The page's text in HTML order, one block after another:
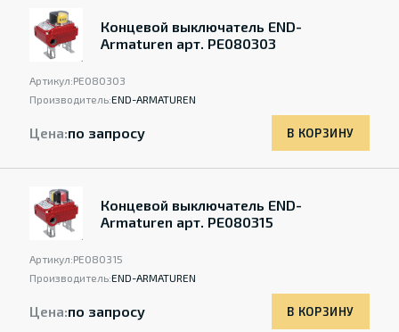
Концевой выключатель END-
Armaturen арт. PE080303
Артикул:PE080303
Производитель:END-ARMATUREN
Цена:по запросу В КОРЗИНУ
Концевой выключатель END-
Armaturen арт. PE080315
Артикул:PE080315
Производитель:END-ARMATUREN
Цена:по запросу В КОРЗИНУ